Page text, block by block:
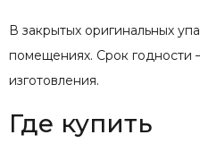
В закрытых оригинальных
помещениях. Срок годности
изготовления.
Где купить